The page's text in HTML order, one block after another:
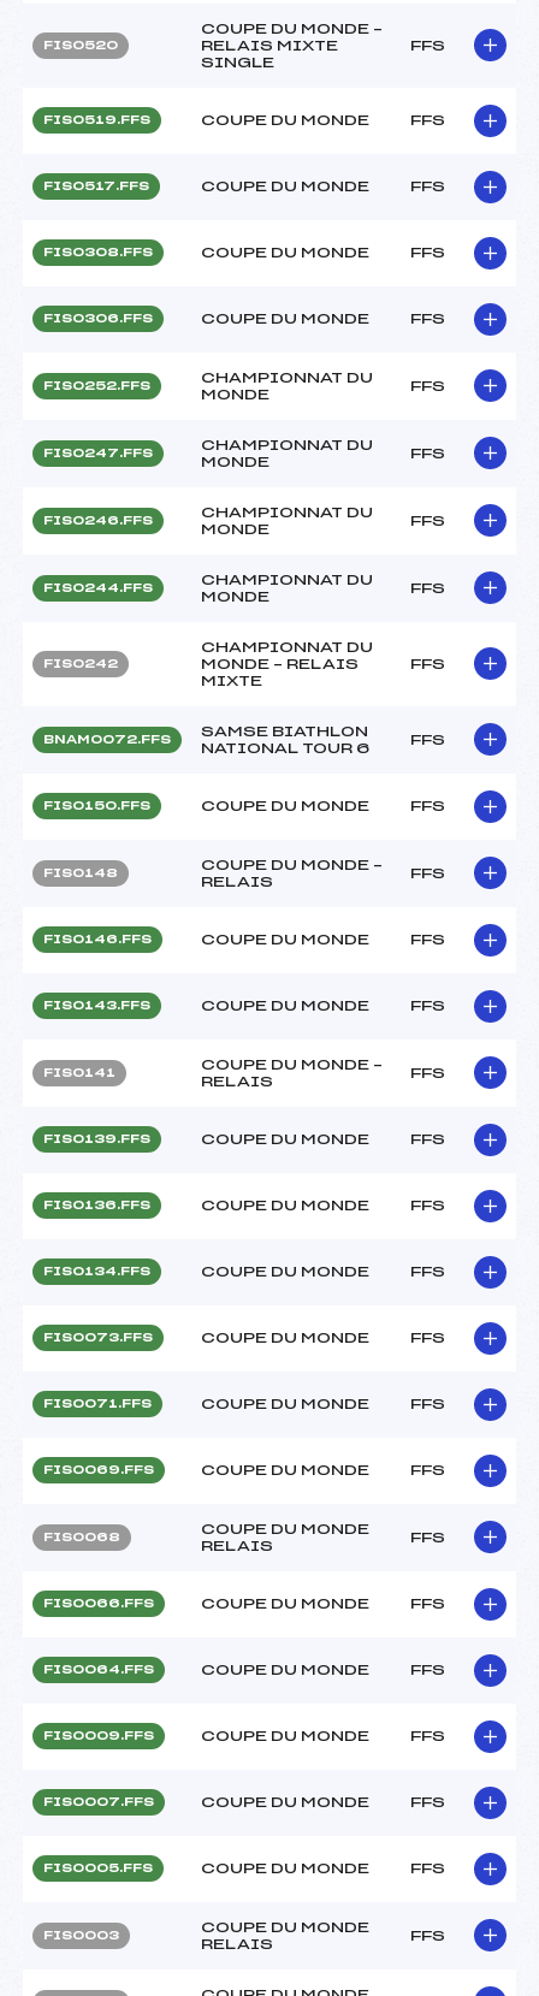
FIS0520
COUPE DU MONDE –
RELAIS MIXTE
SINGLE
FFS
FIS0519.FFS COUPE DU MONDE FFS
FIS0517.FFS COUPE DU MONDE FFS
FIS0308.FFS COUPE DU MONDE FFS
FIS0306.FFS COUPE DU MONDE FFS
FIS0252.FFS
CHAMPIONNAT DU
MONDE
FFS
FIS0247.FFS
CHAMPIONNAT DU
MONDE
FFS
FIS0246.FFS
CHAMPIONNAT DU
MONDE
FFS
FIS0244.FFS
CHAMPIONNAT DU
MONDE
FFS
FIS0242
CHAMPIONNAT DU
MONDE – RELAIS
MIXTE
FFS
BNAM0072.FFS
SAMSE BIATHLON
NATIONAL TOUR 6
FFS
FIS0150.FFS COUPE DU MONDE FFS
FIS0148
COUPE DU MONDE –
RELAIS
FFS
FIS0146.FFS COUPE DU MONDE FFS
FIS0143.FFS COUPE DU MONDE FFS
FIS0141
COUPE DU MONDE –
RELAIS
FFS
FIS0139.FFS COUPE DU MONDE FFS
FIS0136.FFS COUPE DU MONDE FFS
FIS0134.FFS COUPE DU MONDE FFS
FIS0073.FFS COUPE DU MONDE FFS
FIS0071.FFS COUPE DU MONDE FFS
FIS0069.FFS COUPE DU MONDE FFS
FIS0068
COUPE DU MONDE
RELAIS
FFS
FIS0066.FFS COUPE DU MONDE FFS
FIS0064.FFS COUPE DU MONDE FFS
FIS0009.FFS COUPE DU MONDE FFS
FIS0007.FFS COUPE DU MONDE FFS
FIS0005.FFS COUPE DU MONDE FFS
FIS0003
COUPE DU MONDE
RELAIS
FFS